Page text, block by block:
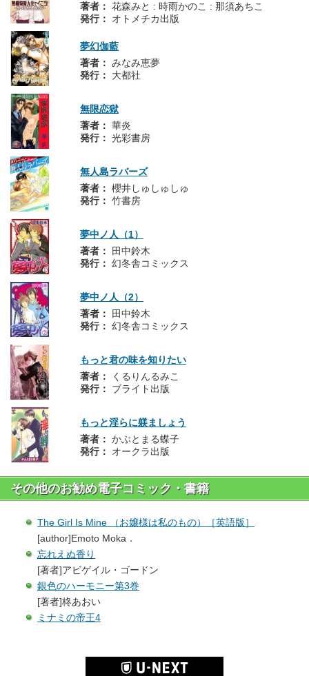
著者： 花森みと : 時雨かのこ : 那須あちこ
発行：
オトメチカ出版
夢幻伽藍
著者： みなみ恵夢
発行：
大都社
無限恋獄
著者： 華炎
発行： 光彩書房
無人島ラバーズ
著者： 櫻井しゅしゅしゅ
発行： 竹書房
夢中ノ人（1）
著者：
田中鈴木
発行： 幻冬舎コミックス
夢中ノ人（2）
著者：
田中鈴木
発行： 幻冬舎コミックス
もっと君の味を知りたい
著者：
くるりんるみこ
発行：
ブライト出版
もっと淫らに躾ましょう
著者： かぶとまる蝶子
発行：
オークラ出版
その他のお勧め電子コミック・書籍
The Girl Is Mine （お嬢様は私のもの）［英語版］
[author]Emoto Moka．
忘れえぬ香り
[著者]アビゲイル・ゴードン
銀色のハーモニー第3巻
[著者]柊あおい
ミナミの帝王4